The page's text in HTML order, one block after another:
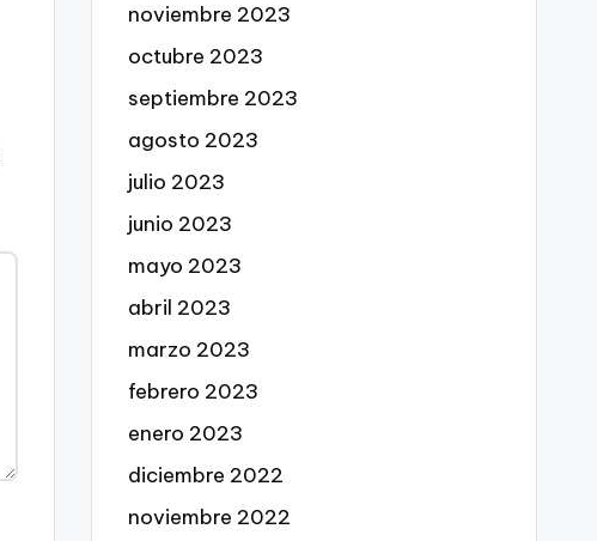
noviembre 2023
octubre 2023
septiembre 2023
agosto 2023
julio 2023
junio 2023
mayo 2023
abril 2023
marzo 2023
febrero 2023
enero 2023
diciembre 2022
noviembre 2022